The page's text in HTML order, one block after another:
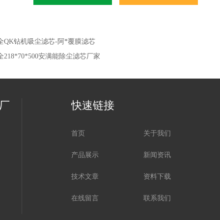
QK钻机吸尘滤芯-阿*覆膜滤芯
218*70*500安满能除尘滤芯厂家
快速链接
首页 关于我们
产品展示 新闻资讯
技术文章 资料下载
在线留言 联系我们